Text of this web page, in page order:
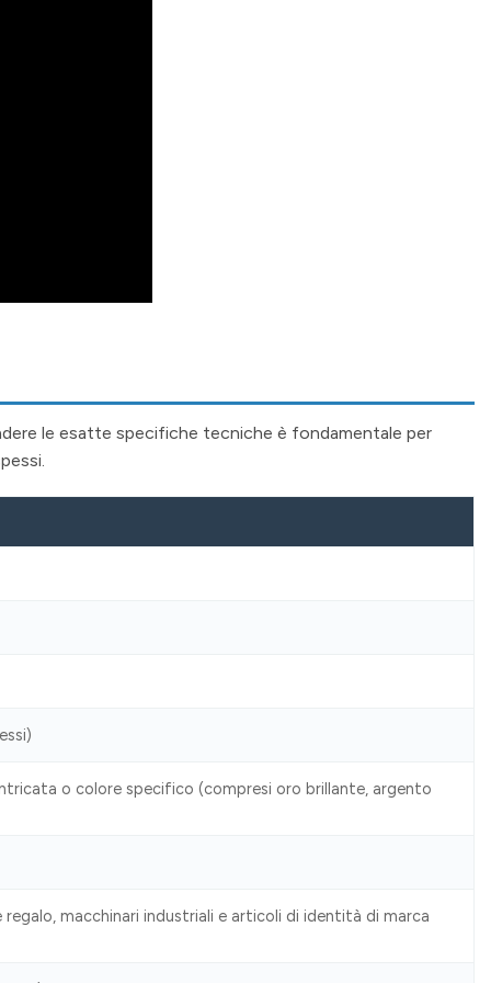
le esatte specifiche tecniche è fondamentale per
o colore specifico (compresi oro brillante, argento
macchinari industriali e articoli di identità di marca